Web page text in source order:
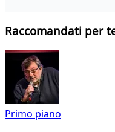
Raccomandati per
Primo piano